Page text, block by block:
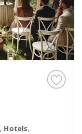
, Hotels,